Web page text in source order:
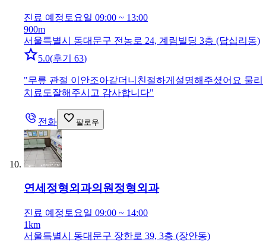
진료 예정 토요일 09:00 ~ 13:00
900m
서울특별시 동대문구 전농로 24, 계림빌딩 3층 (답십리동)
5.0(후기 63)
"무릎 관절 이안조아같더니친절하게설명해주셨어요 물리
치료도잘해주시고 감사합니다"
전화 팔로우
연세정형외과의원정형외과
진료 예정 토요일 09:00 ~ 14:00
1km
서울특별시 동대문구 장한로 39, 3층 (장안동)